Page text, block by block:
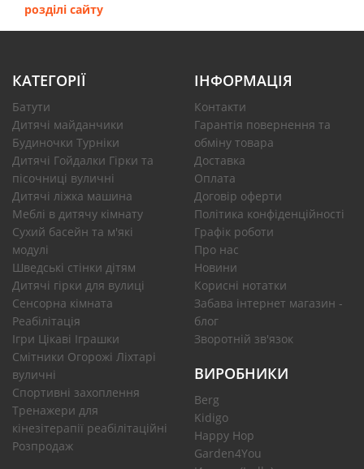
розділі сайту
КАТЕГОРІЇ
Батути
Дитячі майданчики
Будиночки Турніки
Дитячі Гойдалки Гірки та
пісочниці вуличні
Дитячі ліжка машина
Меблі в дитячу кімнату
Сухий басейн та м'які
модулі
Шведські стінки дітям
Дитячі гірки для вулиці
Сенсорна кімната
Реабілітація
Ігри Цікаві Іграшки
Смітники Огорожі Ліхтарі
вуличні
Спортивні захоплення
Тренажери для
кінезітерапії реабілітаційні
Розпродаж
ІНФОРМАЦІЯ
Контакти
Гарантія повернення та
обміну товара
Доставка
Оплата
Договір оферти
Політика конфіденційності
Графік роботи
Про нас
Новини
Корисні нотатки
Забава інтернет магазин -
блог
Зворотній зв'язок
ВИРОБНИКИ
Berg
Kidigo
Happy Hop
Garden4You